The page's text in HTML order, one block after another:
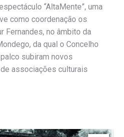
“AltaMente”, uma
como coordenação os
Fernandes, no âmbito da
da qual o Concelho
subiram novos
associações culturais